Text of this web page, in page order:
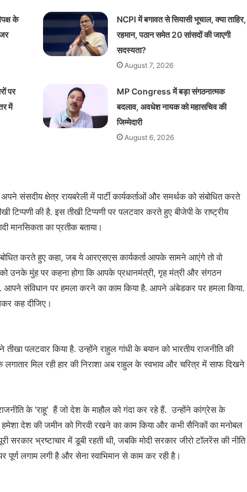
के
NCPI में बगावत से सियासी भूचाल, क्या ताहिर,
रहमान, पठान समेत 20 सांसदों की जाएगी
सदस्यता?
August 7, 2026
पर
में
MP Congress में बड़ा संगठनात्मक
बदलाव, अवधेश नायक को महासचिव की
जिम्मेदारी
August 6, 2026
संसदीय क्षेत्र रायबरेली में पार्टी कार्यकर्ताओं और समर्थक को संबोधित करते
टिप्पणी की है. इस तीखी टिप्पणी पर पलटवार करते हुए बीजेपी के राष्ट्रीय
मानसिकता का प्रतीक बताया।
संबोधित करते हुए कहा, जब ये आरएसएस कार्यकर्ता आपके सामने आएंगे तो वो
उनके मुंह पर कहना होगा कि आपके प्रधानमंत्री, गृह मंत्री और संगठन
आपने संविधान पर हमला करने का काम किया है. आपने अंबेडकर पर हमला किया.
कह दीजिए।
पलटवार किया है. उन्होंने राहुल गांधी के बयान को भारतीय राजनीति की
मिल रही हार की निराशा अब राहुल के स्वभाव और चरित्र में साफ दिखने
के 'राहू' हैं जो देश के माहौल को गंदा कर रहे हैं. उन्होंने कांग्रेस के
हमेशा देश की जमीन को गिरवी रखने का काम किया और कभी सैनिकों का मनोबल
सरकार भ्रष्टाचार में डूबी रहती थी, जबकि मोदी सरकार जीरो टॉलरेंस की नीति
लगाम लगी है और सेना स्वाभिमान से काम कर रही है।